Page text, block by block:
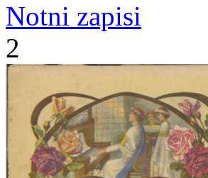
Notni zapisi
2